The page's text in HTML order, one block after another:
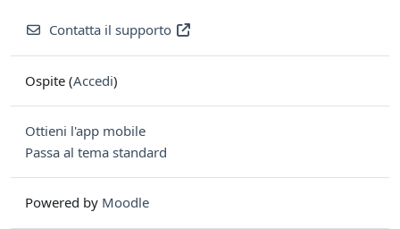
Contatta il supporto
Ospite (Accedi)
Ottieni l'app mobile
Passa al tema standard
Powered by Moodle